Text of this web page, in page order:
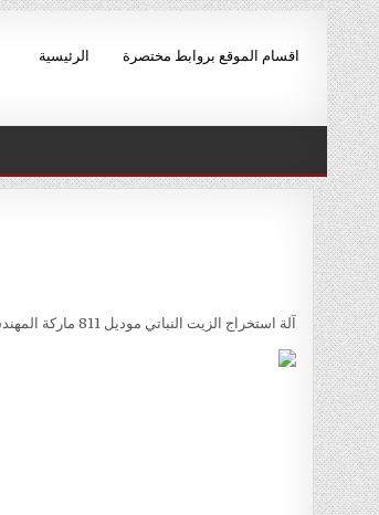
Skip to content
الرئيسية اقسام الموقع بروابط مختصرة
آلة استخراج الزيت النباتي موديل 811 ماركة المهندس منسى